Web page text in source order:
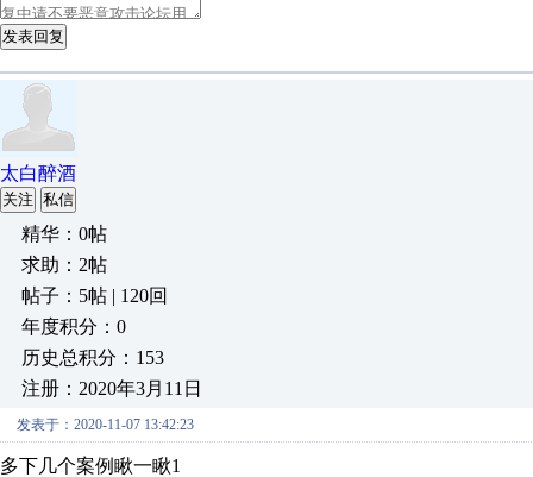
发表回复
太白醉酒
关注 私信
精华：0帖
求助：2帖
帖子：5帖 | 120回
年度积分：0
历史总积分：153
注册：2020年3月11日
发表于：2020-11-07 13:42:23
多下几个案例瞅一瞅1